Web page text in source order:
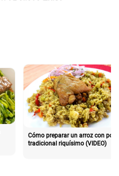
Cómo preparar un arroz con pollo
tradicional riquísimo (VIDEO)